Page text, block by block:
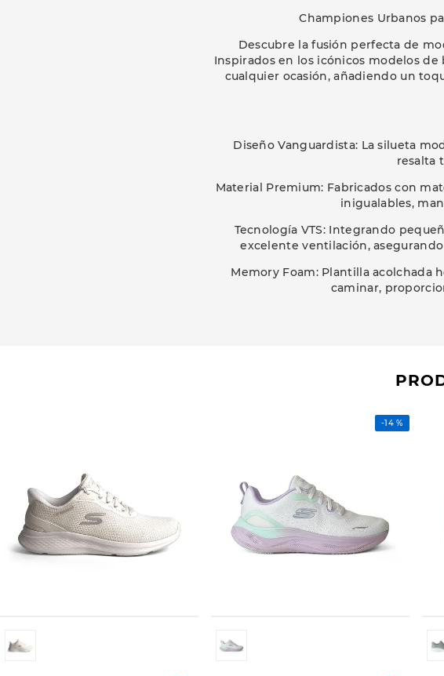
Championes Urbanos
Descubre la fusión perfecta de
Inspirados en los icónicos modelos
cualquier ocasión, añadiendo un
Diseño Vanguardista: La silueta
resalta
Material Premium: Fabricados con
inigualables,
Tecnología VTS: Integrando
excelente ventilación,
Memory Foam: Plantilla acolchada
caminar,
-14 %